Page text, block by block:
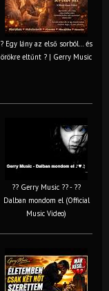
? Egy lány az első sorból… és
örökre eltűnt ? | Gerry Music
?? Gerry Music ?? - ??
Dalban mondom el (Official
Music Video)